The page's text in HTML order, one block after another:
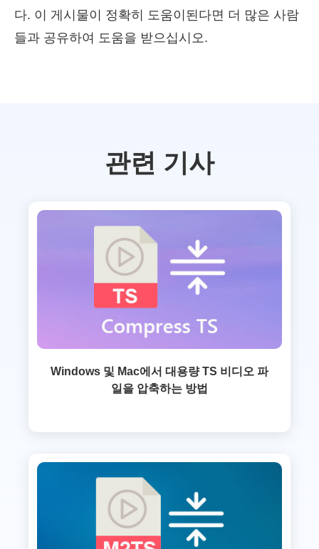
다. 이 게시물이 정확히 도움이된다면 더 많은 사람
들과 공유하여 도움을 받으십시오.
관련 기사
Windows 및 Mac에서 대용량 TS 비디오 파
일을 압축하는 방법